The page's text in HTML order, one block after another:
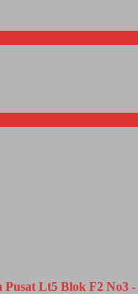
Lt5 Blok F2 No3 -